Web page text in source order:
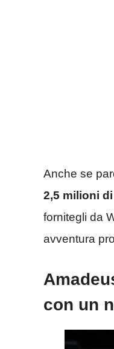
Anche se
2,5 milioni
fornitegli da
avventura
con un